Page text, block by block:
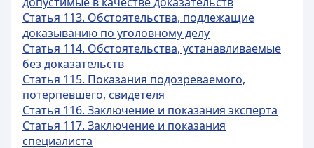
Статья 113. Обстоятельства, подлежащие
доказыванию по уголовному делу
Статья 114. Обстоятельства, устанавливаемые
без доказательств
Статья 115. Показания подозреваемого,
потерпевшего, свидетеля
Статья 116. Заключение и показания эксперта
Статья 117. Заключение и показания
специалиста